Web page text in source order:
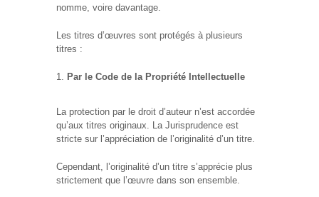
nomme, voire davantage.
Les titres d’œuvres sont protégés à plusieurs
titres :
Par le Code de la Propriété Intellectuelle
La protection par le droit d’auteur n’est accordée
qu’aux titres originaux. La Jurisprudence est
stricte sur l’appréciation de l’originalité d’un titre.
Cependant, l’originalité d’un titre s’apprécie plus
strictement que l’œuvre dans son ensemble.